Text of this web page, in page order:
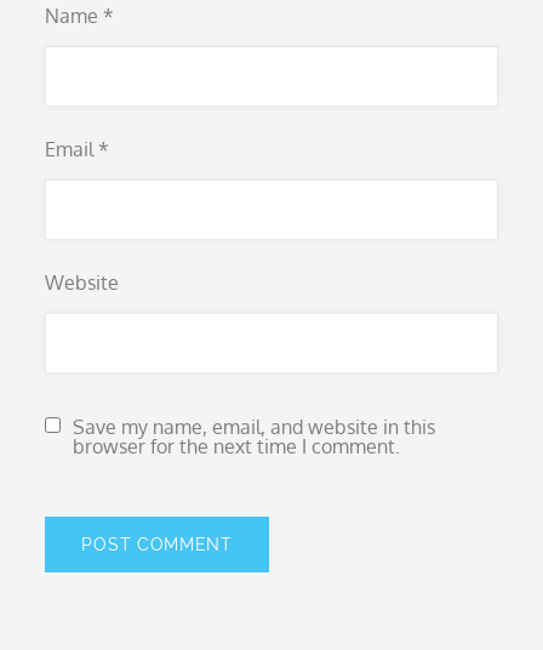
Name *
Email *
Website
Save my name, email, and website in this
browser for the next time I comment.